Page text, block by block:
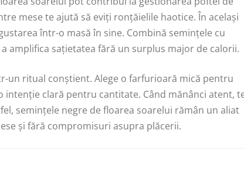
mese te ajută să eviți ronțăielile haotice. În același
într-o masă în sine. Combină semințele cu
amplifica sațietatea fără un surplus major de calorii.
ritual conștient. Alege o farfurioară mică pentru
intenție clară pentru cantitate. Când mănânci atent,
semințele negre de floarea soarelui rămân un aliat
și fără compromisuri asupra plăcerii.